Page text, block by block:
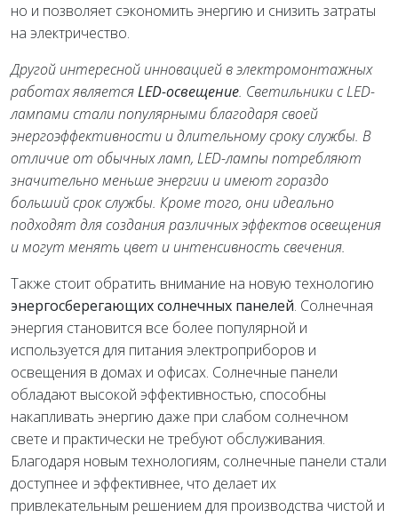
но и позволяет сэкономить энергию и снизить затраты
на электричество.
Другой интересной инновацией в электромонтажных
работах являетсяLED-освещение. Светильники с LED-
лампами стали популярными благодаря своей
энергоэффективности и длительному сроку службы. В
отличие от обычных ламп, LED-лампы потребляют
значительно меньше энергии и имеют гораздо
больший срок службы. Кроме того, они идеально
подходят для создания различных эффектов освещения
и могут менять цвет и интенсивность свечения.
Также стоит обратить внимание на новую технологию
энергосберегающих солнечных панелей. Солнечная
энергия становится все более популярной и
используется для питания электроприборов и
освещения в домах и офисах. Солнечные панели
обладают высокой эффективностью, способны
накапливать энергию даже при слабом солнечном
свете и практически не требуют обслуживания.
Благодаря новым технологиям, солнечные панели стали
доступнее и эффективнее, что делает их
привлекательным решением для производства чистой и